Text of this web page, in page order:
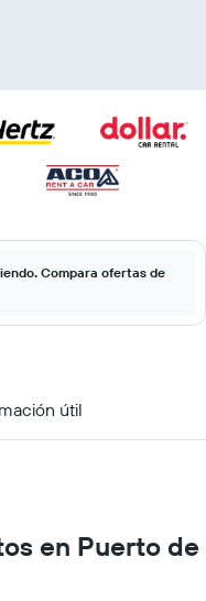
Compara ofertas de
útil
en Puerto de